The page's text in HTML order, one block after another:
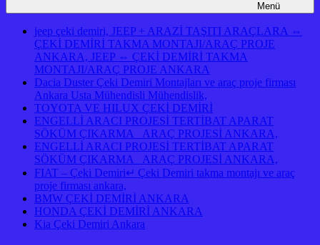
Menü
jeep çeki demiri, JEEP + ARAZİ TAŞITI ARAÇLARA ⇔
ÇEKİ DEMİRİ TAKMA MONTAJI/ARAÇ PROJE
ANKARA, JEEP ⇔ ÇEKİ DEMİRİ TAKMA
MONTAJI/ARAÇ PROJE ANKARA
Dacia Duster Çeki Demiri Montajları ve araç proje firması
Ankara Usta Mühendisli Mühendislik,
TOYOTA VE HILUX ÇEKİ DEMİRİ
ENGELLİ ARACI PROJESİ TERTİBAT APARAT
SÖKÜM ÇIKARMA ARAÇ PROJESİ ANKARA,
ENGELLİ ARACI PROJESİ TERTİBAT APARAT
SÖKÜM ÇIKARMA ARAÇ PROJESİ ANKARA,
FIAT – Çeki Demiri↵ Çeki Demiri takma montajı ve araç
proje firması ankara,
BMW ÇEKİ DEMİRİ ANKARA
HONDA ÇEKİ DEMİRİ ANKARA
Kia Çeki Demiri Ankara